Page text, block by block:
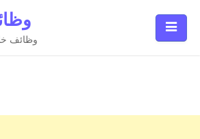
content
وظائف